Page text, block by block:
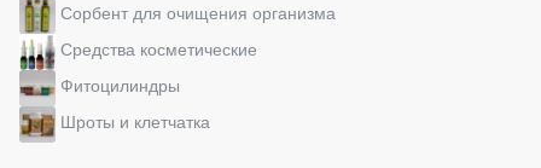
Сорбент для очищения организма
Средства косметические
Фитоцилиндры
Шроты и клетчатка